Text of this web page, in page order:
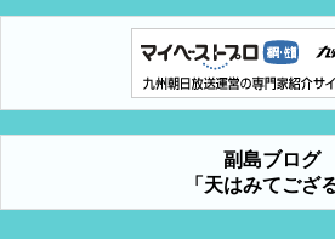
副島ブログ
「天はみてござ